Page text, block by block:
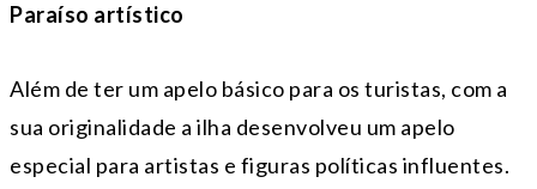
Paraíso artístico
Além de ter um apelo básico para os turistas, com a
sua originalidade a ilha desenvolveu um apelo
especial para artistas e figuras políticas influentes.